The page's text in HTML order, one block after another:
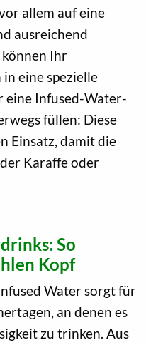
allem auf eine
ausreichend
können Ihr
eine spezielle
eine Infused-Water-
füllen: Diese
Einsatz, damit die
Karaffe oder
So
Kopf
Water sorgt für
an denen es
zu trinken. Aus